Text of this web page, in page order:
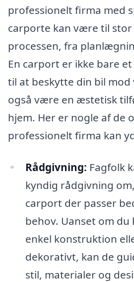
professionelt firma med
carporte kan være til
processen, fra
En carport er ikke bare
til at beskytte din bil mod
også være en æstetisk
hjem. Her er nogle af de
professionelt firma kan
Rådgivning: Fagfolk
kyndig rådgivning
carport der passer
behov. Uanset om
enkel konstruktion
dekorativt, kan de
stil, materialer og